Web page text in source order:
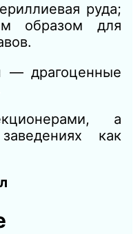
руда;
образом для
— драгоценные
а
как